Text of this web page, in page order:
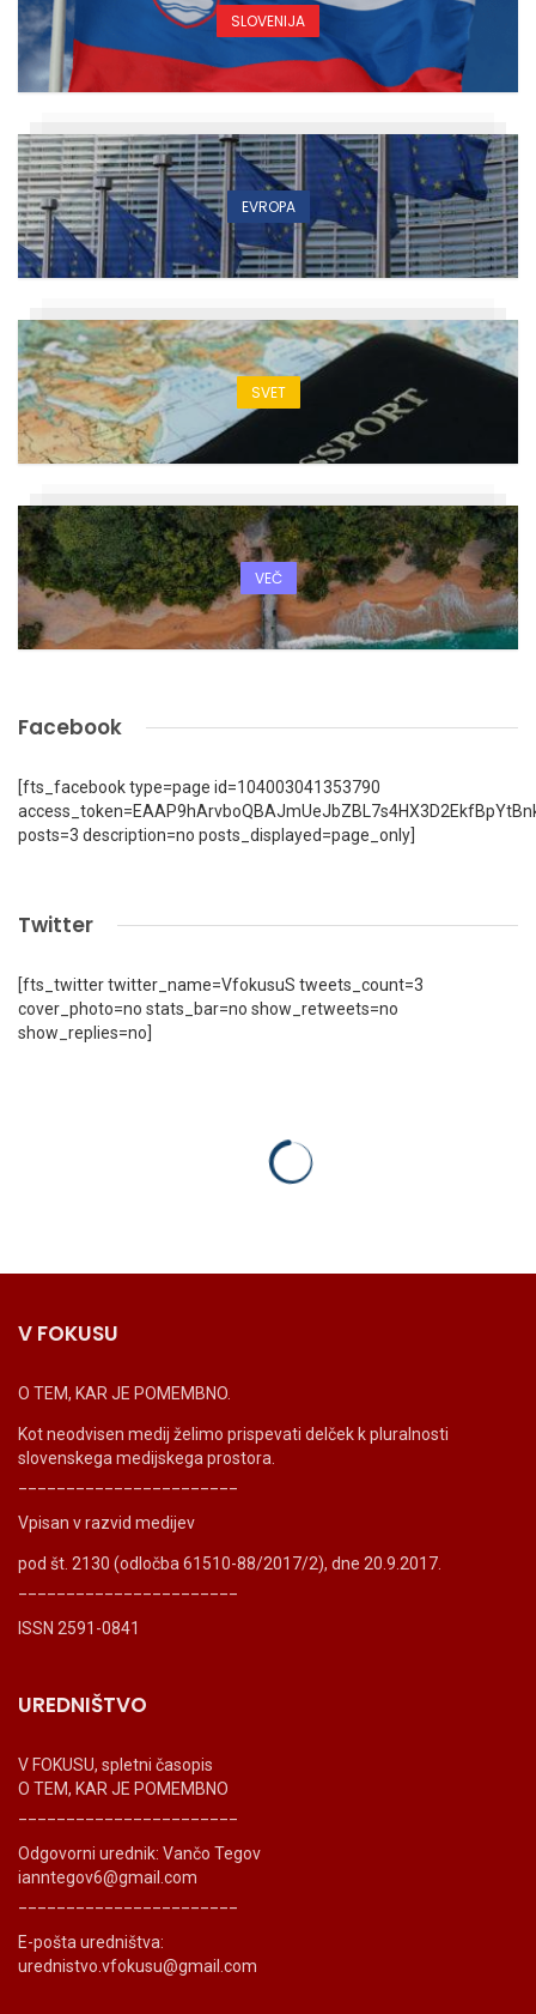
SLOVENIJA
EVROPA
SVET
VEČ
Facebook
[fts_facebook type=page id=104003041353790
posts=3 description=no posts_displayed=page_only]
Twitter
[fts_twitter twitter_name=VfokusuS tweets_count=3
cover_photo=no stats_bar=no show_retweets=no
show_replies=no]
V FOKUSU
O TEM, KAR JE POMEMBNO.
Kot neodvisen medij želimo prispevati delček k pluralnosti
slovenskega medijskega prostora.
Vpisan v razvid medijev
pod št. 2130 (odločba 61510-88/2017/2), dne 20.9.2017.
ISSN 2591-0841
UREDNIŠTVO
V FOKUSU, spletni časopis
O TEM, KAR JE POMEMBNO
Odgovorni urednik: Vančo Tegov
ianntegov6@gmail.com
E-pošta uredništva:
urednistvo.vfokusu@gmail.com